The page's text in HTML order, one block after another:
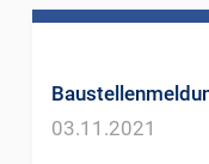
03.11.2021